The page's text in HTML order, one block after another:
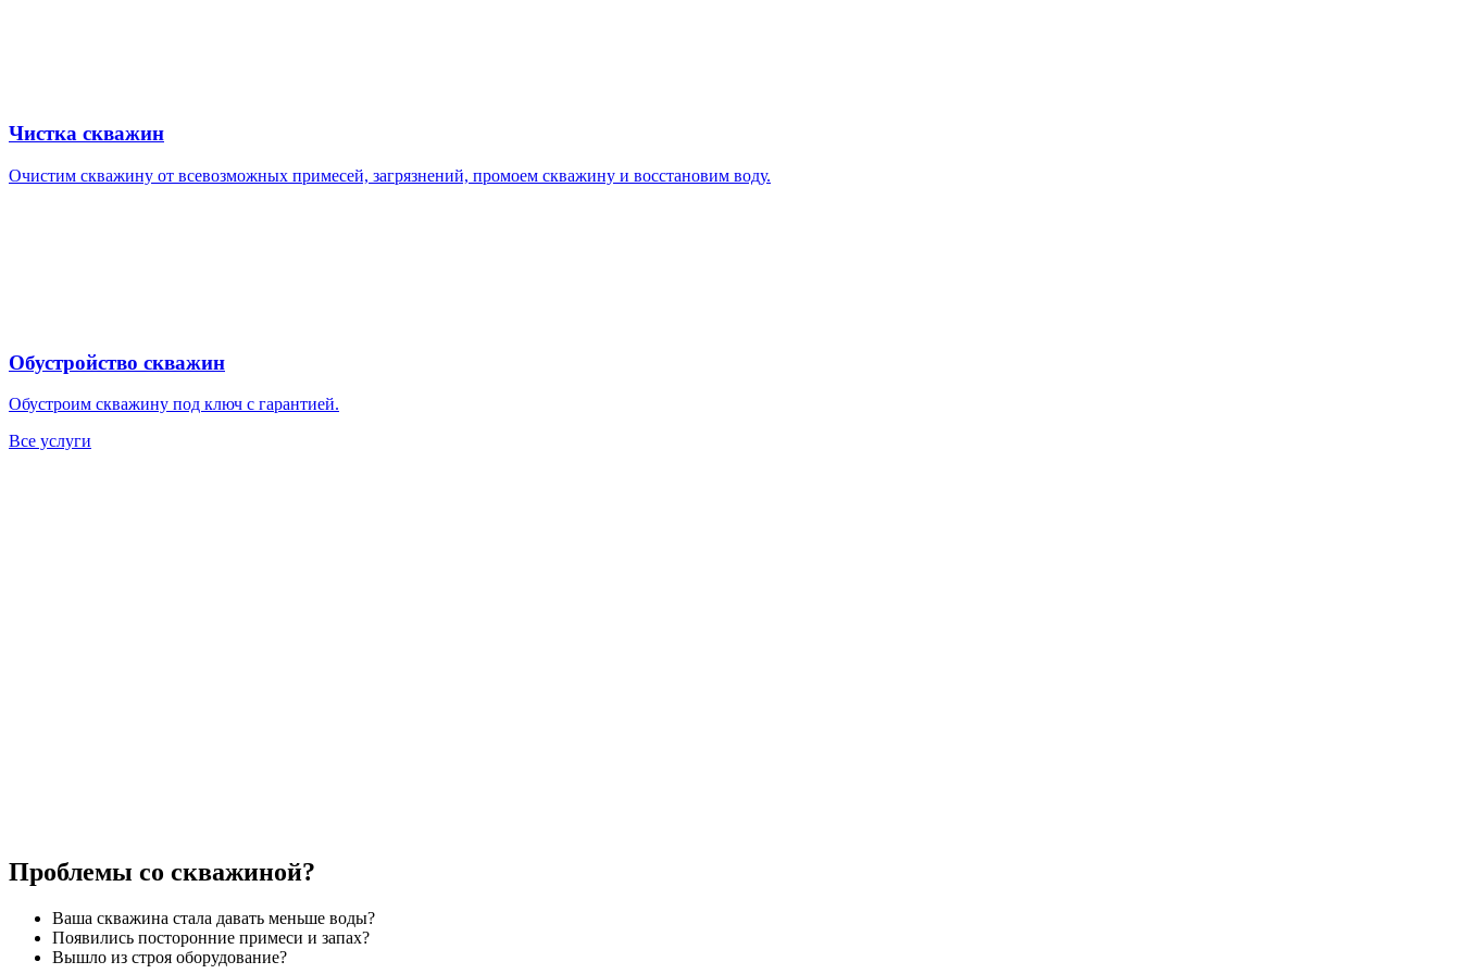
Чистка скважин
Очистим скважину от всевозможных примесей, загрязнений, промоем скважину и восстановим воду.
Обустройство скважин
Обустроим скважину под ключ с гарантией.
Все услуги
Проблемы со скважиной?
Ваша скважина стала давать меньше воды?
Появились посторонние примеси и запах?
Вышло из строя оборудование?